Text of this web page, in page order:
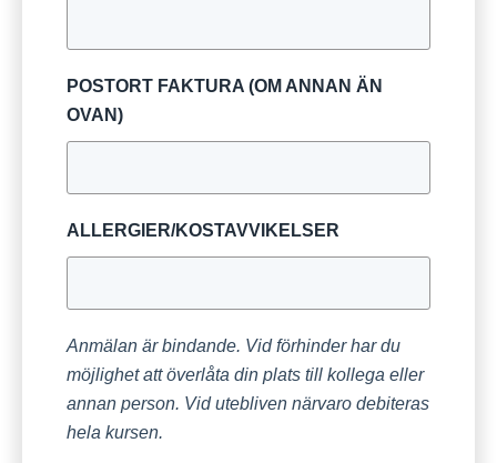
POSTORT FAKTURA (OM ANNAN ÄN
OVAN)
ALLERGIER/KOSTAVVIKELSER
Anmälan är bindande. Vid förhinder har du
möjlighet att överlåta din plats till kollega eller
annan person. Vid utebliven närvaro debiteras
hela kursen.